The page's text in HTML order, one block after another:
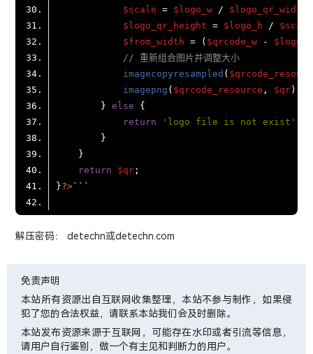
$scale = $logo_w / $logo_qr_width
$logo_qr_height = $logo_h / $scale
$from_width = ( $qrcode_w -
// 重新组合图片并调整大小
imagecopyresampled (
imagepng ( $qrcode_resource , $qr
        }
else
return
'logo file is not exist'
return
$qr
}?>
解压密码： detechn或detechn.com
免责声明
本站所有资源出自互联网收集整理，本站不参与制作，如果侵
犯了您的合法权益，请联系本站我们会及时删除。
本站发布资源来源于互联网，可能存在水印或者引流等信息，
请用户自行鉴别，做一个有主见和判断力的用户。